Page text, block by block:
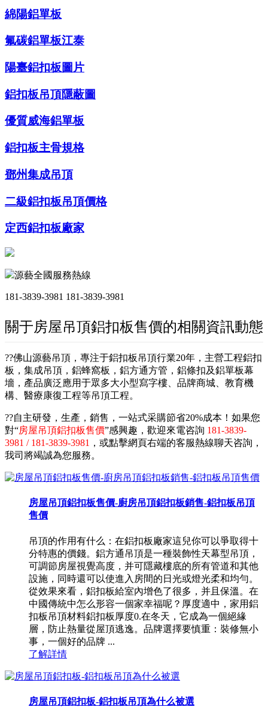
綿陽鋁單板
氟碳鋁單板江泰
陽臺鋁扣板圖片
鋁扣板吊頂隱蔽圖
優質威海鋁單板
鋁扣板主骨規格
鄧州集成吊頂
二級鋁扣板吊頂價格
定西鋁扣板廠家
源藝全國服務熱線
181-3839-3981 181-3839-3981
關于房屋吊頂鋁扣板售價的相關資訊動態
??佛山源藝吊頂，專注于鋁扣板吊頂行業20年，主營工程鋁扣
板，集成吊頂，鋁蜂窩板，鋁方通方管，鋁條扣及鋁單板幕
墻，產品廣泛應用于眾多大小型寫字樓、品牌商城、教育機
構、醫療康復工程等吊頂工程。
??自主研發，生產，銷售，一站式采購節省20%成本！如果您
對“房屋吊頂鋁扣板售價”感興趣，歡迎來電咨詢 181-3839-
3981 / 181-3839-3981 ，或點擊網頁右端的客服熱線聊天咨詢，
我司將竭誠為您服務。
房屋吊頂鋁扣板售價-廚房吊頂鋁扣板銷售-鋁扣板吊頂
售價
吊頂的作用有什么：在鋁扣板廠家這兒你可以爭取得十
分特惠的價錢。鋁方通吊頂是一種裝飾性天幕型吊頂，
可調節房屋視覺高度，并可隱藏樓底的所有管道和其他
設施，同時還可以使進入房間的日光或燈光柔和均勻。
從效果來看，鋁扣板給室內增色了很多，并且保溫。在
中國傳統中怎么形容一個家幸福呢？厚度適中，家用鋁
扣板吊頂材料鋁扣板厚度0.在冬天，它成為一個絕緣
層，防止熱量從屋頂逃逸。品牌選擇要慎重：裝修無小
事，一個好的品牌 ...
了解詳情
房屋吊頂鋁扣板-鋁扣板吊頂為什么被選